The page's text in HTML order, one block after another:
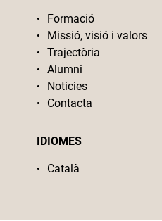
Formació
Missió, visió i valors
Trajectòria
Alumni
Noticies
Contacta
IDIOMES
Català